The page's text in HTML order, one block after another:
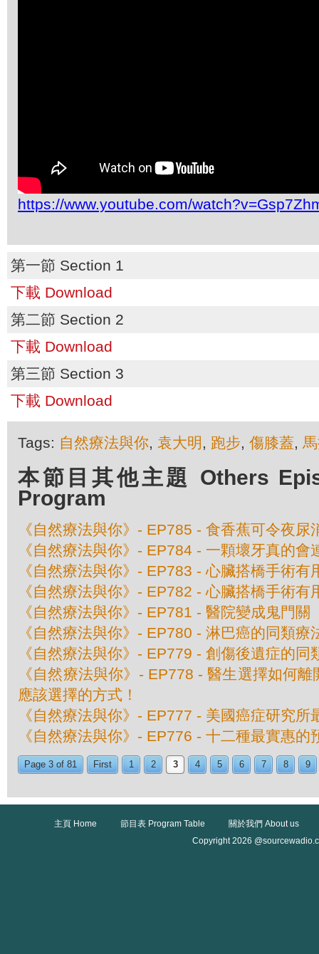
https://www.youtube.com/
第一節 Section 1
下載 Download
第二節 Section 2
下載 Download
第三節 Section 3
下載 Download
Tags: 自然療法與你, 袁大明 , 跑步, 傷膝蓋,
本節目其他主題 Others
Program
《自然療法與你》- EP785 - 食香蕉可令夜尿
《自然療法與你》- EP784 - 一顆壞牙真的會
《自然療法與你》- EP783 - 心臟搭橋手術有
《自然療法與你》- EP782 - 心臟搭橋手術有
《自然療法與你》- EP781 - 醫院變成鬼門關
《自然療法與你》- EP780 - 淋巴癌的同類療
《自然療法與你》- EP779 - 創傷後遺症的同
《自然療法與你》- EP778 - 醫生選擇如何
應該選擇的方式！
《自然療法與你》- EP777 - 美國癌症研究所
《自然療法與你》- EP776 - 十二種最實惠的
Page 3 of 81 First 1 2 3 4 5 6 7 8 9
主頁 Home 節目表 Program Table
關於我們 About us
Copyright 2026